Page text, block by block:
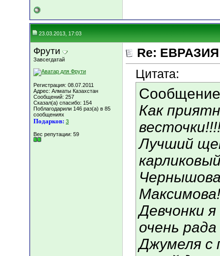
23.03.2013, 17:03
Фрути
Завсегдатай
Регистрация: 08.07.2011
Адрес: Алматы Казахстан
Сообщений: 257
Сказал(а) спасибо: 154
Поблагодарили 146 раз(а) в 85
сообщениях
Подарков: 3
Вес репутации: 59
Re: ЕВРАЗИЯ
Цитата:
Как
Лучший
Девчонки
очень
Джумеля с